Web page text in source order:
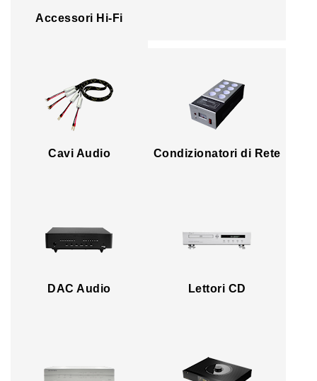
Accessori Hi-Fi
Cavi Audio Condizionatori di Rete
DAC Audio Lettori CD